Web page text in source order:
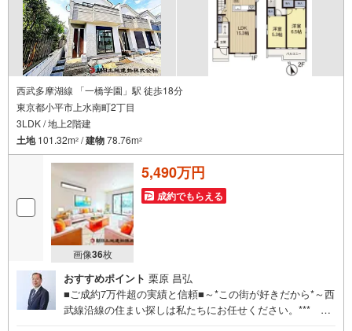
西武多摩湖線 「一橋学園」駅 徒歩18分
東京都小平市上水南町2丁目
3LDK / 地上2階建
土地101.32m2 /建物78.76m2
画像36枚
5,490万円
成約でもらえる
おすすめポイント 栗原 昌弘
■ご成約7万件超の実績と信頼■～*この街が好きだから*～西
武線沿線の住まい探しは私たちにお任せください。*** 住